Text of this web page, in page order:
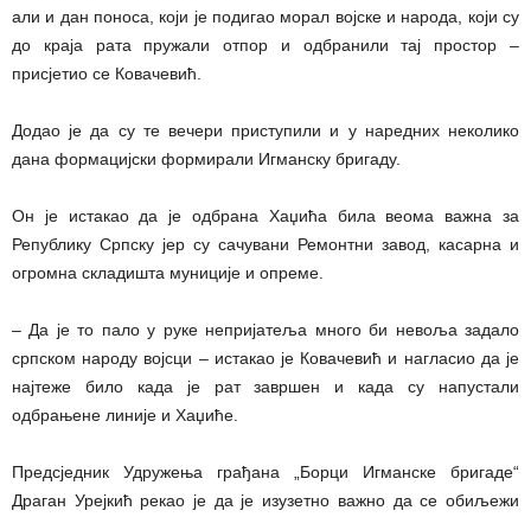
али и дан поноса, који је подигао морал војске и народа, који су
до краја рата пружали отпор и одбранили тај простор –
присјетио се Ковачевић.
Додао је да су те вечери приступили и у наредних неколико
дана формацијски формирали Игманску бригаду.
Он је истакао да је одбрана Хаџића била веома важна за
Републику Српску јер су сачувани Ремонтни завод, касарна и
огромна складишта муниције и опреме.
– Да је то пало у руке непријатеља много би невоља задало
српском народу војсци – истакао је Ковачевић и нагласио да је
најтеже било када је рат завршен и када су напустали
одбрањене линије и Хаџиће.
Предсједник Удружења грађана „Борци Игманске бригаде“
Драган Урејкић рекао је да је изузетно важно да се обиљежи